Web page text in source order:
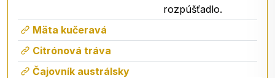
rozpúšťadlo.
Mäta kučeravá
Citrónová tráva
Čajovník austrálsky